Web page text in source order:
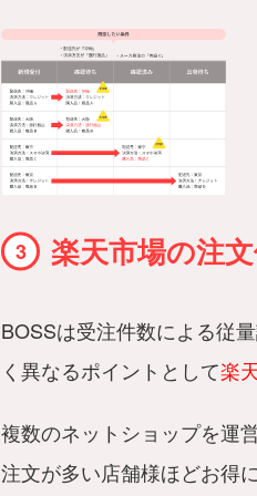
楽天市場の注
BOSSは受注件数による従
く異なるポイントとして楽
複数のネットショップを運
注文が多い店舗様ほどお得